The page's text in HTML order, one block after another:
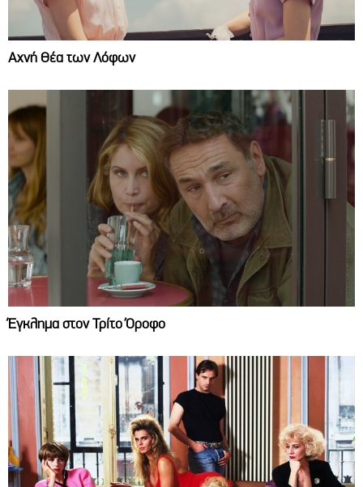
Αχνή Θέα των Λόφων
Έγκλημα στον Τρίτο Όροφο